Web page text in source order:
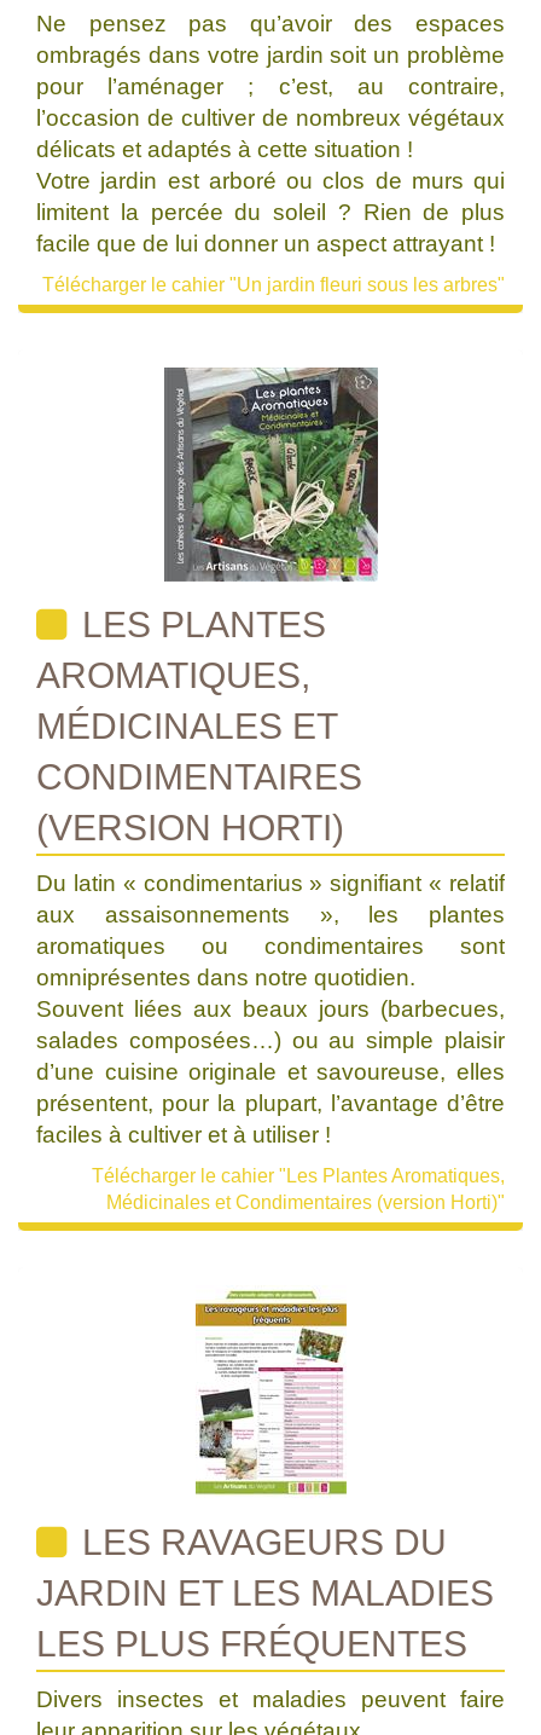
Ne pensez pas qu’avoir des espaces
ombragés dans votre jardin soit un problème
pour l’aménager ; c’est, au contraire,
l’occasion de cultiver de nombreux végétaux
délicats et adaptés à cette situation !
Votre jardin est arboré ou clos de murs qui
limitent la percée du soleil ? Rien de plus
facile que de lui donner un aspect attrayant !
Télécharger le cahier "Un jardin fleuri sous les arbres"
LES PLANTES
AROMATIQUES,
MÉDICINALES ET
CONDIMENTAIRES
(VERSION HORTI)
Du latin « condimentarius » signifiant « relatif
aux assaisonnements », les plantes
aromatiques ou condimentaires sont
omniprésentes dans notre quotidien.
Souvent liées aux beaux jours (barbecues,
salades composées…) ou au simple plaisir
d’une cuisine originale et savoureuse, elles
présentent, pour la plupart, l’avantage d’être
faciles à cultiver et à utiliser !
Télécharger le cahier "Les Plantes Aromatiques,
Médicinales et Condimentaires (version Horti)"
LES RAVAGEURS DU
JARDIN ET LES MALADIES
LES PLUS FRÉQUENTES
Divers insectes et maladies peuvent faire